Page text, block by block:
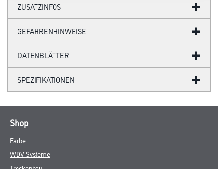
ZUSATZINFOS
GEFAHRENHINWEISE
DATENBLÄTTER
SPEZIFIKATIONEN
Shop
Farbe
WDV-Systeme